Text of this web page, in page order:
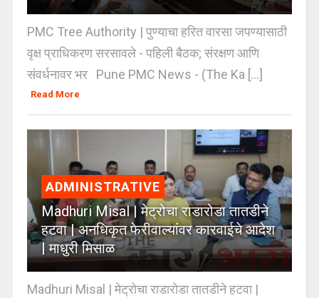
PMC Tree Authority | पुण्याचा हरित वारसा जपण्यासाठी
वृक्ष प्राधिकरण सरसावले - पहिली बैठक; संरक्षण आणि
संवर्धनावर भर Pune PMC News - (The Ka [...]
Read More
ADMINISTRATIVE
Madhuri Misal | मेट्रोचा राडारोडा तातडीने
हटवा | अनधिकृत फेरीवाल्यांवर कारवाईचे आदेश
| माधुरी मिसाळ
Madhuri Misal | मेट्रोचा राडारोडा तातडीने हटवा |